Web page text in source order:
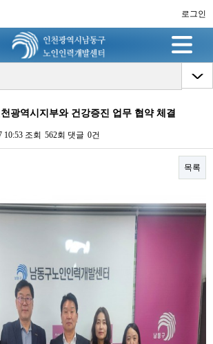
로그인
광역시지부와 건강증진 업무 협약 체결
10:53 조회 562회 댓글 0건
목록